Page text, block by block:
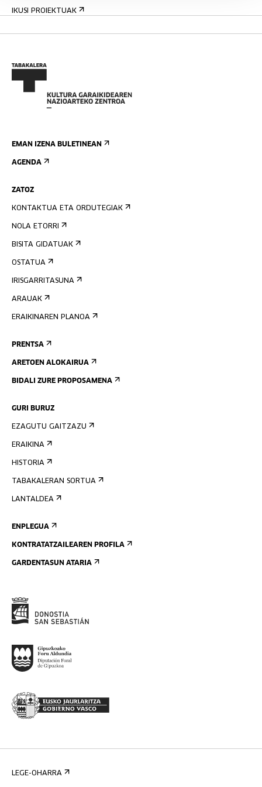
IKUSI PROIEKTUAK
EMAN IZENA BULETINEAN
AGENDA
ZATOZ
KONTAKTUA ETA ORDUTEGIAK
NOLA ETORRI
BISITA GIDATUAK
OSTATUA
IRISGARRITASUNA
ARAUAK
ERAIKINAREN PLANOA
PRENTSA
ARETOEN ALOKAIRUA
BIDALI ZURE PROPOSAMENA
GURI BURUZ
EZAGUTU GAITZAZU
ERAIKINA
HISTORIA
TABAKALERAN SORTUA
LANTALDEA
ENPLEGUA
KONTRATATZAILEAREN PROFILA
GARDENTASUN ATARIA
LEGE-OHARRA